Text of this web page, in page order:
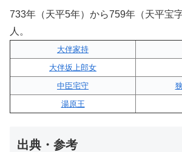
733年（天平5年）から759年（天平宝
人。
大伴家持
大伴坂上郎女
中臣宅守
湯原王
出典・参考